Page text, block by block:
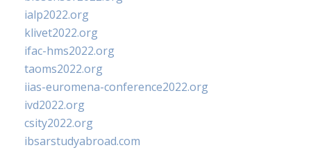
ialp2022.org
klivet2022.org
ifac-hms2022.org
taoms2022.org
iias-euromena-conference2022.org
ivd2022.org
csity2022.org
ibsarstudyabroad.com